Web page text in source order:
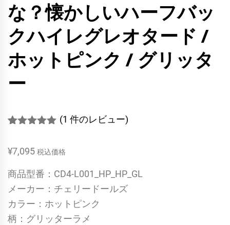
な？懐かしいハーフバッ
クハイレグレオタード /
ホットピンク / グリッタ
ー
く5段階評
5.00 点
(1 件のレビュー)
¥7,095 税込価格
商品型番：CD4-L001_HP_HP_GL
メーカー：チェリードールズ
カラー：ホットピンク
柄：グリッターラメ